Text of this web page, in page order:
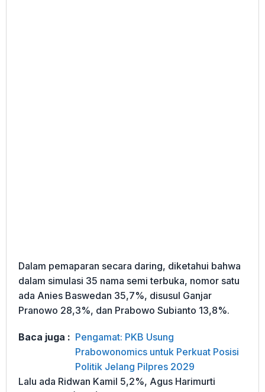
Dalam pemaparan secara daring, diketahui bahwa
dalam simulasi 35 nama semi terbuka, nomor satu
ada Anies Baswedan 35,7%, disusul Ganjar
Pranowo 28,3%, dan Prabowo Subianto 13,8%.
Baca juga : Pengamat: PKB Usung
Prabowonomics untuk Perkuat Posisi
Politik Jelang Pilpres 2029
Lalu ada Ridwan Kamil 5,2%, Agus Harimurti